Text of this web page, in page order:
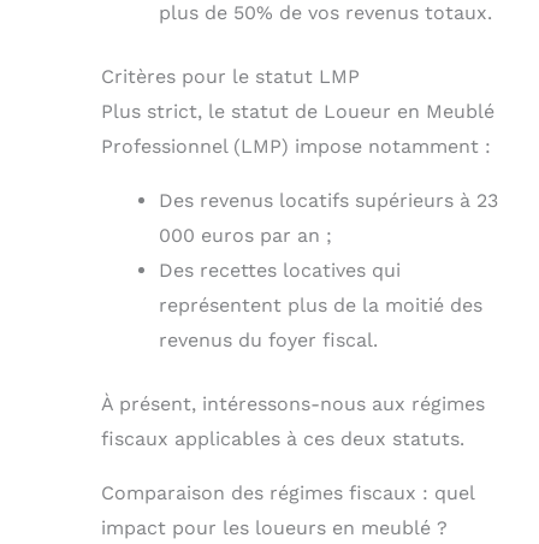
plus de 50% de vos revenus totaux.
Critères pour le statut LMP
Plus strict, le statut de Loueur en Meublé
Professionnel (LMP) impose notamment :
Des revenus locatifs supérieurs à 23
000 euros par an ;
Des recettes locatives qui
représentent plus de la moitié des
revenus du foyer fiscal.
À présent, intéressons-nous aux régimes
fiscaux applicables à ces deux statuts.
Comparaison des régimes fiscaux : quel
impact pour les loueurs en meublé ?